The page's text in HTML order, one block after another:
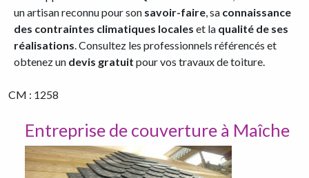
un artisan reconnu pour son savoir-faire, sa connaissance
des contraintes climatiques locales et la qualité de ses
réalisations. Consultez les professionnels référencés et
obtenez un devis gratuit pour vos travaux de toiture.
CM : 1258
Entreprise de couverture à Maîche